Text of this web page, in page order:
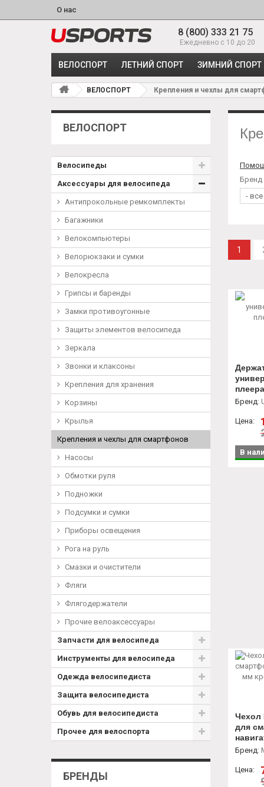
О нас
8 (800) 333 21 75
Ежедневно с 10 до 20
ВЕЛОСПОРТ ЛЕТНИЙ СПОРТ ЗИМНИЙ СПОРТ
ВЕЛОСПОРТ Крепления и чехлы для
ВЕЛОСПОРТ
Велосипеды
Аксессуары для велосипеда
Антипрокольные ремкомплекты
Багажники
Велокомпьютеры
Велорюкзаки и сумки
Велокресла
Грипсы и баренды
Замки противоугонные
Защиты элементов велосипеда
Зеркала
Звонки и клаксоны
Крепления для хранения
Корзины
Крылья
Крепления и чехлы для смартфонов
Насосы
Обмотки руля
Подножки
Подсумки и сумки
Приборы освещения
Рога на руль
Смазки и очистители
Фляги
Флягодержатели
Прочие велоаксессуары
Запчасти для велосипеда
Инструменты для велосипеда
Одежда велосипедиста
Защита велосипедиста
Обувь для велосипедиста
Прочее для велоспорта
БРЕНДЫ
Бренд
1
Бренд:
Цена:
В
Чехол
для
на
Бренд:
Цена: